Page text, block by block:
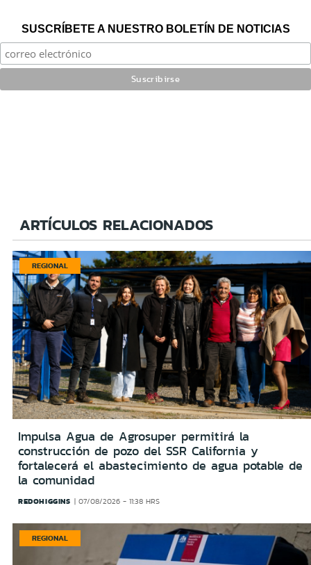
SUSCRÍBETE A NUESTRO BOLETÍN DE NOTICIAS
ARTÍCULOS RELACIONADOS
REGIONAL
Impulsa Agua de Agrosuper permitirá la
construcción de pozo del SSR California y
fortalecerá el abastecimiento de agua potable de
la comunidad
REDOHIGGINS 07/08/2026 - 11:38 HRS
REGIONAL